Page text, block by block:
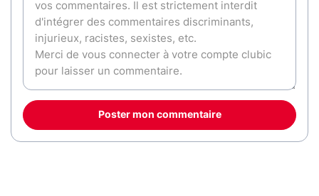
Poster mon commentaire